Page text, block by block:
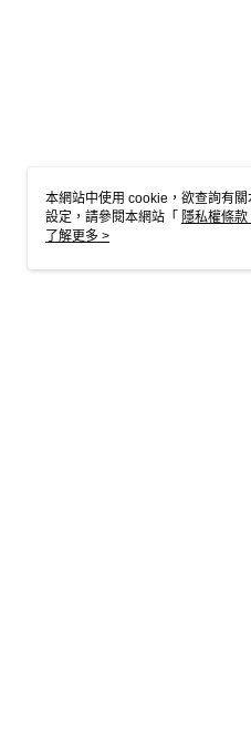
本網站中使用 cookie，欲查詢有
設定，請參閱本網站「 隱私權條款
使用 cookie。
了解更多 >